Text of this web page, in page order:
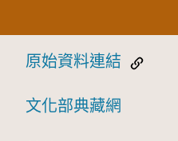
原始資料連結
文化部典藏網